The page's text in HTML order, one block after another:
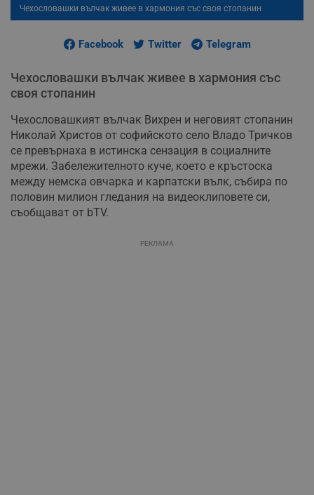
Чехословашки вълчак живее в хармония със своя стопанин
Facebook Twitter Telegram
Чехословашки вълчак живее в хармония със
своя стопанин
Чехословашкият вълчак Вихрен и неговият стопанин
Николай Христов от софийското село Владо Тричков
се превърнаха в истинска сензация в социалните
мрежи. Забележителното куче, което е кръстоска
между немска овчарка и карпатски вълк, събира по
половин милион гледания на видеоклиповете си,
съобщават от bTV.
РЕКЛАМА